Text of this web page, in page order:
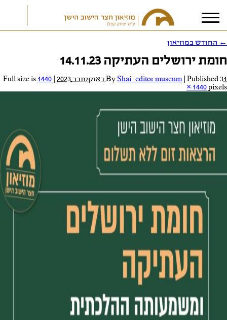
אני מאשר/ת את תנאי הפרטיות
← החודש במוזיאון
חומת ירושלים העתיקה 14.11.23
By Shai_editor museum Published31 באוקטובר 2023
1440
× 1440pixels